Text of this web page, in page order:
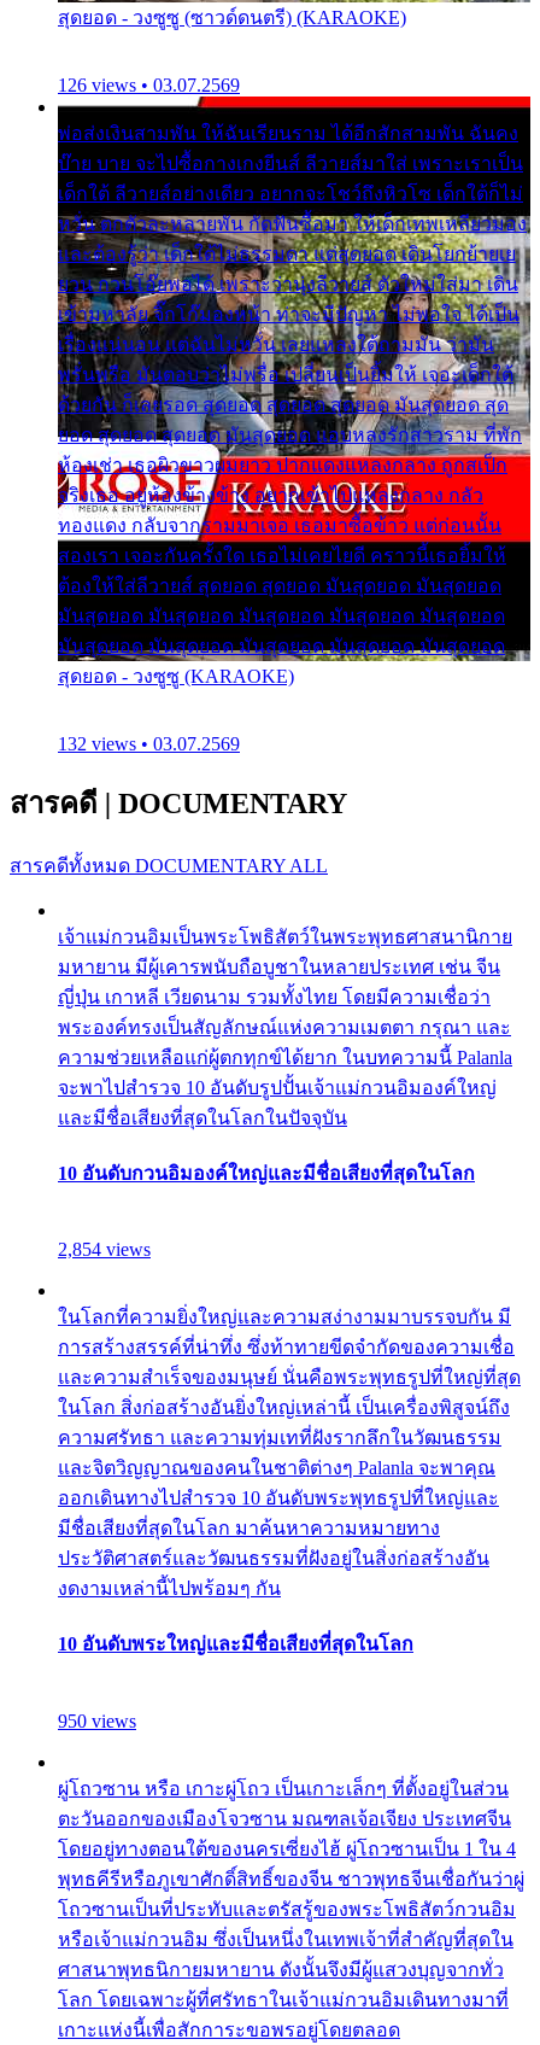
สุดยอด - วงซูซู (ซาวด์ดนตรี) (KARAOKE)
126 views • 03.07.2569
พ่อส่งเงินสามพัน ให้ฉันเรียนราม ได้อีกสักสามพัน ฉันคง
บ๊าย บาย จะไปซื้อกางเกงยีนส์ ลีวายส์มาใส่ เพราะเราเป็น
เด็กใต้ ลีวายส์อย่างเดียว อยากจะโชว์ถึงหิวโซ เด็กใต้ก็ไม่
หวั่น ตกตัวละหลายพัน กัดฟันซื้อมา ให้เด็กเทพเหลียวมอง
และต้องรู้ว่า เด็กใต้ไม่ธรรมดา แต่สุดยอด เดินโยกย้ายเย
ยวน กวนโอ๊ยพอได้ เพราะว่านุ่งลีวายส์ ตัวใหม่ใส่มา เดิน
เข้ามหาลัย จิ๊กโก๊มองหน้า ท่าจะมีปัญหา ไม่พอใจ ได้เป็น
เรื่องแน่นอน แต่ฉันไม่หวั่น เลยแหลงใต้ถามมัน ว่ามัน
พรั่นพรือ มันตอบว่าไม่พรื่อ เปลี่ยนเป็นยิ้มให้ เจอะเด็กใต้
ด้วยกัน ก็เลยรอด สุดยอด สุดยอด สุดยอด มันสุดยอด สุด
ยอด สุดยอด สุดยอด มันสุดยอด แอบหลงรักสาวราม ที่พัก
ห้องเช่า เธอผิวขาวผมยาว ปากแดงแหลงกลาง ถูกสเป็ก
จริงเธอ อยู่ห้องข้างข้าง อยากเข้าไปแหลงกลาง กลัว
ทองแดง กลับจากรามมาเจอ เธอมาซื้อข้าว แต่ก่อนนั้น
สองเรา เจอะกันครั้งใด เธอไม่เคยไยดี คราวนี้เธอยิ้มให้
ต้องให้ใส่ลีวายส์ สุดยอด สุดยอด มันสุดยอด มันสุดยอด
มันสุดยอด มันสุดยอด มันสุดยอด มันสุดยอด มันสุดยอด
มันสุดยอด มันสุดยอด มันสุดยอด มันสุดยอด มันสุดยอด
สุดยอด - วงซูซู (KARAOKE)
132 views • 03.07.2569
สารคดี | DOCUMENTARY
สารคดีทั้งหมด DOCUMENTARY ALL
เจ้าแม่กวนอิมเป็นพระโพธิสัตว์ในพระพุทธศาสนานิกาย
มหายาน มีผู้เคารพนับถือบูชาในหลายประเทศ เช่น จีน
ญี่ปุ่น เกาหลี เวียดนาม รวมทั้งไทย โดยมีความเชื่อว่า
พระองค์ทรงเป็นสัญลักษณ์แห่งความเมตตา กรุณา และ
ความช่วยเหลือแก่ผู้ตกทุกข์ได้ยาก ในบทความนี้ Palanla
จะพาไปสำรวจ 10 อันดับรูปปั้นเจ้าแม่กวนอิมองค์ใหญ่
และมีชื่อเสียงที่สุดในโลกในปัจจุบัน
10 อันดับกวนอิมองค์ใหญ่และมีชื่อเสียงที่สุดในโลก
2,854 views
ในโลกที่ความยิ่งใหญ่และความสง่างามมาบรรจบกัน มี
การสร้างสรรค์ที่น่าทึ่ง ซึ่งท้าทายขีดจำกัดของความเชื่อ
และความสำเร็จของมนุษย์ นั่นคือพระพุทธรูปที่ใหญ่ที่สุด
ในโลก สิ่งก่อสร้างอันยิ่งใหญ่เหล่านี้ เป็นเครื่องพิสูจน์ถึง
ความศรัทธา และความทุ่มเทที่ฝังรากลึกในวัฒนธรรม
และจิตวิญญาณของคนในชาติต่างๆ Palanla จะพาคุณ
ออกเดินทางไปสำรวจ 10 อันดับพระพุทธรูปที่ใหญ่และ
มีชื่อเสียงที่สุดในโลก มาค้นหาความหมายทาง
ประวัติศาสตร์และวัฒนธรรมที่ฝังอยู่ในสิ่งก่อสร้างอัน
งดงามเหล่านี้ไปพร้อมๆ กัน
10 อันดับพระใหญ่และมีชื่อเสียงที่สุดในโลก
950 views
ผู่โถวซาน หรือ เกาะผู่โถว เป็นเกาะเล็กๆ ที่ตั้งอยู่ในส่วน
ตะวันออกของเมืองโจวซาน มณฑลเจ้อเจียง ประเทศจีน
โดยอยู่ทางตอนใต้ของนครเซี่ยงไฮ้ ผู่โถวซานเป็น 1 ใน 4
พุทธคีรีหรือภูเขาศักดิ์สิทธิ์ของจีน ชาวพุทธจีนเชื่อกันว่าผู่
โถวซานเป็นที่ประทับและตรัสรู้ของพระโพธิสัตว์กวนอิม
หรือเจ้าแม่กวนอิม ซึ่งเป็นหนึ่งในเทพเจ้าที่สำคัญที่สุดใน
ศาสนาพุทธนิกายมหายาน ดังนั้นจึงมีผู้แสวงบุญจากทั่ว
โลก โดยเฉพาะผู้ที่ศรัทธาในเจ้าแม่กวนอิมเดินทางมาที่
เกาะแห่งนี้เพื่อสักการะขอพรอยู่โดยตลอด